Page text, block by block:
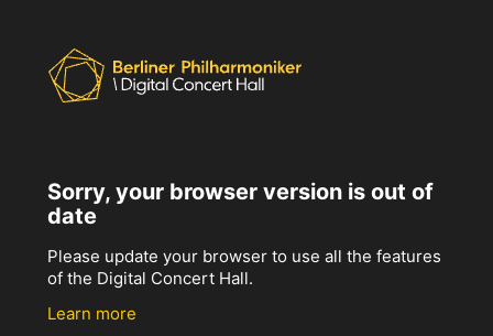
Sorry, your browser version is out of
date
Please update your browser to use all the features
of the Digital Concert Hall.
Learn more